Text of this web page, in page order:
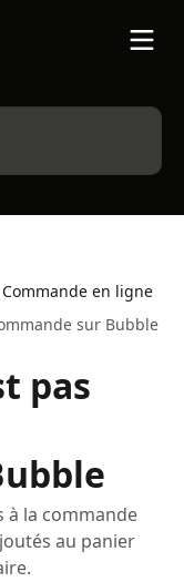
Commande en ligne
sur Bubble
pas
à la commande
au panier